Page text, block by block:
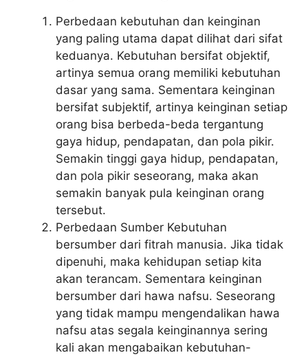
Perbedaan kebutuhan dan keinginan
yang paling utama dapat dilihat dari sifat
keduanya. Kebutuhan bersifat objektif,
artinya semua orang memiliki kebutuhan
dasar yang sama. Sementara keinginan
bersifat subjektif, artinya keinginan setiap
orang bisa berbeda-beda tergantung
gaya hidup, pendapatan, dan pola pikir.
Semakin tinggi gaya hidup, pendapatan,
dan pola pikir seseorang, maka akan
semakin banyak pula keinginan orang
tersebut.
Perbedaan Sumber Kebutuhan
bersumber dari fitrah manusia. Jika tidak
dipenuhi, maka kehidupan setiap kita
akan terancam. Sementara keinginan
bersumber dari hawa nafsu. Seseorang
yang tidak mampu mengendalikan hawa
nafsu atas segala keinginannya sering
kali akan mengabaikan kebutuhan-